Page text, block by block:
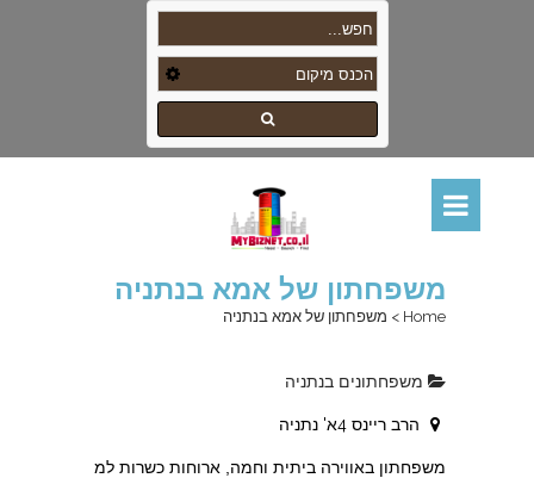
משפחתון של אמא בנתניה
Home
> משפחתון של אמא בנתניה
משפחתונים בנתניה
הרב ריינס 4א' נתניה
משפחתון באווירה ביתית וחמה, ארוחות כשרות למ